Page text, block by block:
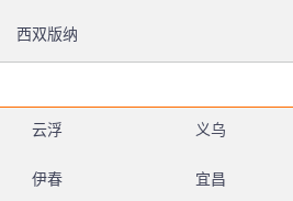
西双版纳
云浮 义乌
伊春 宜昌